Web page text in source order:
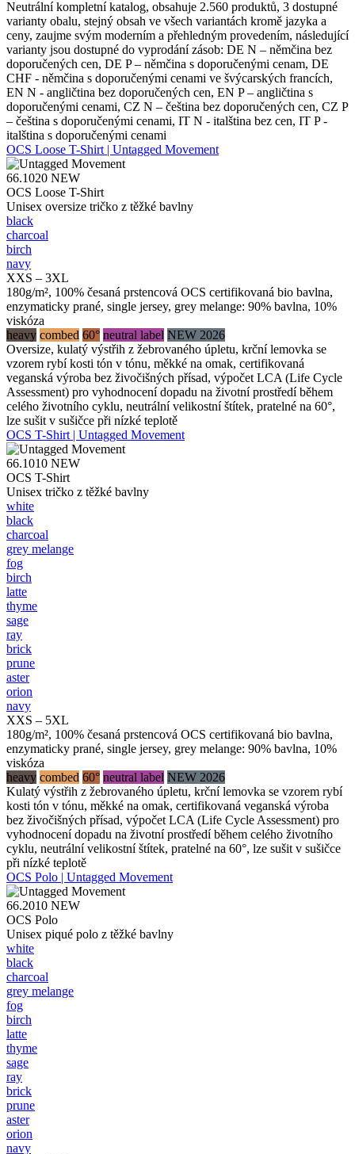
Neutrální kompletní katalog, obsahuje 2.560 produktů, 3 dostupné
varianty obalu, stejný obsah ve všech variantách kromě jazyka a
ceny, zaujme svým moderním a přehledným provedením, následující
varianty jsou dostupné do vyprodání zásob: DE N – němčina bez
doporučených cen, DE P – němčina s doporučenými cenam, DE
CHF - němčina s doporučenými cenami ve švýcarských francích,
EN N - angličtina bez doporučených cen, EN P – angličtina s
doporučenými cenami, CZ N – čeština bez doporučených cen, CZ P
– čeština s doporučenými cenami, IT N - italština bez cen, IT P -
italština s doporučenými cenami
OCS Loose T-Shirt | Untagged Movement
66.1020 NEW
OCS Loose T-Shirt
Unisex oversize tričko z těžké bavlny
black
charcoal
birch
navy
XXS – 3XL
180g/m², 100% česaná prstencová OCS certifikovaná bio bavlna,
enzymaticky prané, single jersey, grey melange: 90% bavlna, 10%
viskóza
heavy combed 60° neutral label NEW 2026
Oversize, kulatý výstřih z žebrovaného úpletu, krční lemovka se
vzorem rybí kosti tón v tónu, měkké na omak, certifikovaná
veganská výroba bez živočišných přísad, výpočet LCA (Life Cycle
Assessment) pro vyhodnocení dopadu na životní prostředí během
celého životního cyklu, neutrální velikostní štítek, pratelné na 60°,
lze sušit v sušičce při nízké teplotě
OCS T-Shirt | Untagged Movement
66.1010 NEW
OCS T-Shirt
Unisex tričko z těžké bavlny
white
black
charcoal
grey melange
fog
birch
latte
thyme
sage
ray
brick
prune
aster
orion
navy
XXS – 5XL
180g/m², 100% česaná prstencová OCS certifikovaná bio bavlna,
enzymaticky prané, single jersey, grey melange: 90% bavlna, 10%
viskóza
heavy combed 60° neutral label NEW 2026
Kulatý výstřih z žebrovaného úpletu, krční lemovka se vzorem rybí
kosti tón v tónu, měkké na omak, certifikovaná veganská výroba
bez živočišných přísad, výpočet LCA (Life Cycle Assessment) pro
vyhodnocení dopadu na životní prostředí během celého životního
cyklu, neutrální velikostní štítek, pratelné na 60°, lze sušit v sušičce
při nízké teplotě
OCS Polo | Untagged Movement
66.2010 NEW
OCS Polo
Unisex piqué polo z těžké bavlny
white
black
charcoal
grey melange
fog
birch
latte
thyme
sage
ray
brick
prune
aster
orion
navy